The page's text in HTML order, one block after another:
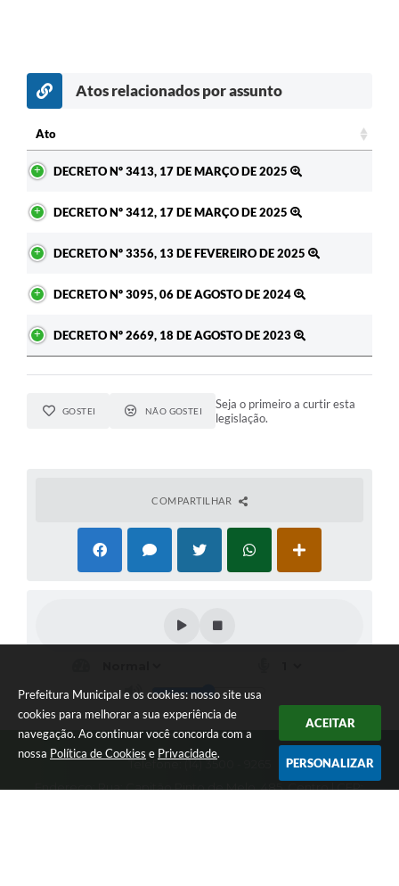
Prefeitura Municipal e os cookies: nosso site usa
cookies para melhorar a sua experiência de
navegação. Ao continuar você concorda com a
nossa Política de Cookies e Privacidade.
ACEITAR
PERSONALIZAR
Atos relacionados por assunto
Ato
DECRETO Nº 3413, 17 DE MARÇO DE 2025
DECRETO Nº 3412, 17 DE MARÇO DE 2025
DECRETO Nº 3356, 13 DE FEVEREIRO DE 2025
DECRETO Nº 3095, 06 DE AGOSTO DE 2024
DECRETO Nº 2669, 18 DE AGOSTO DE 2023
GOSTEI NÃO GOSTEI
Seja o primeiro a curtir esta
legislação.
COMPARTILHAR
Telefone: (14) 3500 - 9265
Endereço: Rua: Capitão Pinto de Melo, 485, Centro | CEP: